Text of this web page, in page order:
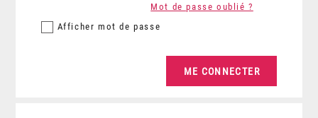
Afficher mot de passe
Mot de passe oublié ?